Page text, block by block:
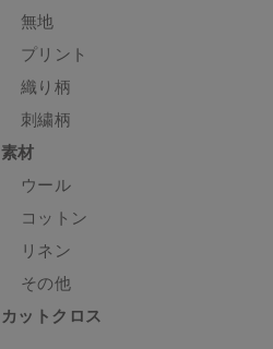
無地
プリント
織り柄
刺繍柄
素材
ウール
コットン
リネン
その他
カットクロス